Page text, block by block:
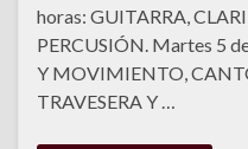
horas: GUITARRA,
PERCUSIÓN. Martes 5
Y MOVIMIENTO,
TRAVESERA Y …